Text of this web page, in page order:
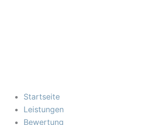
Startseite
Leistungen
Bewertung